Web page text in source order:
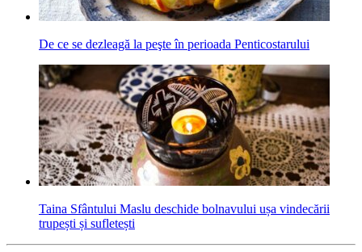
De ce se dezleagă la peşte în perioada Penticostarului
Taina Sfântului Maslu deschide bolnavului ușa vindecării
trupești și sufletești